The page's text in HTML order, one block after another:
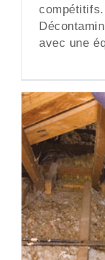
avec une